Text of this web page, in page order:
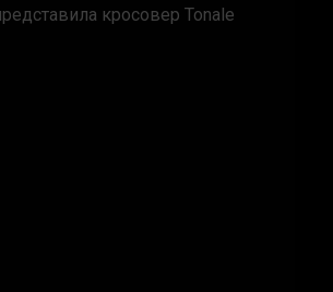
кросовер Tonale